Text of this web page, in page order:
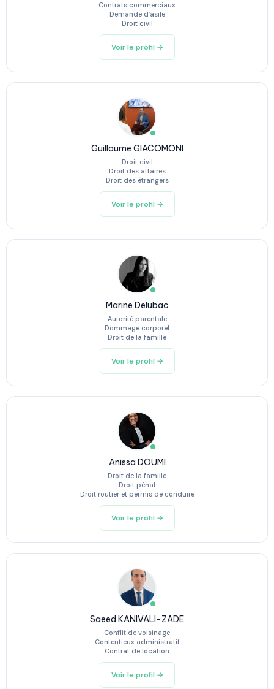
Contrats commerciaux
Demande d’asile
Droit civil
Voir le profil →
Guillaume GIACOMONI
Droit civil
Droit des affaires
Droit des étrangers
Voir le profil →
Marine Delubac
Autorité parentale
Dommage corporel
Droit de la famille
Voir le profil →
Anissa DOUMI
Droit de la famille
Droit pénal
Droit routier et permis de conduire
Voir le profil →
Saeed KANIVALI-ZADE
Conflit de voisinage
Contentieux administratif
Contrat de location
Voir le profil →